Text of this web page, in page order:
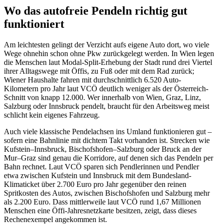
Wo das autofreie Pendeln richtig gut
funktioniert
Am leichtesten gelingt der Verzicht aufs eigene Auto dort, wo viele
Wege ohnehin schon ohne Pkw zurückgelegt werden. In Wien legen
die Menschen laut Modal-Split-Erhebung der Stadt rund drei Viertel
ihrer Alltagswege mit Öffis, zu Fuß oder mit dem Rad zurück;
Wiener Haushalte fahren mit durchschnittlich 6.520 Auto-
Kilometern pro Jahr laut VCÖ deutlich weniger als der Österreich-
Schnitt von knapp 12.000. Wer innerhalb von Wien, Graz, Linz,
Salzburg oder Innsbruck pendelt, braucht für den Arbeitsweg meist
schlicht kein eigenes Fahrzeug.
Auch viele klassische Pendelachsen ins Umland funktionieren gut –
sofern eine Bahnlinie mit dichtem Takt vorhanden ist. Strecken wie
Kufstein–Innsbruck, Bischofshofen–Salzburg oder Bruck an der
Mur–Graz sind genau die Korridore, auf denen sich das Pendeln per
Bahn rechnet. Laut VCÖ sparen sich Pendlerinnen und Pendler
etwa zwischen Kufstein und Innsbruck mit dem Bundesland-
Klimaticket über 2.700 Euro pro Jahr gegenüber den reinen
Spritkosten des Autos, zwischen Bischofshofen und Salzburg mehr
als 2.200 Euro. Dass mittlerweile laut VCÖ rund 1,67 Millionen
Menschen eine Öffi-Jahresnetzkarte besitzen, zeigt, dass dieses
Rechenexempel angekommen ist.